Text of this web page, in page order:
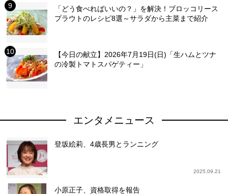
「どう食べればいいの？」を解決！ブロッコリース
プラウトのレシピ8選～サラダから主菜まで紹介
【今日の献立】2026年7月19日(日)「生ハムとツナ
の冷製トマトスパゲティー」
エンタメニュース
登坂絵莉、4歳長男とランニング
2025.09.21
小原正子、資格取得を報告